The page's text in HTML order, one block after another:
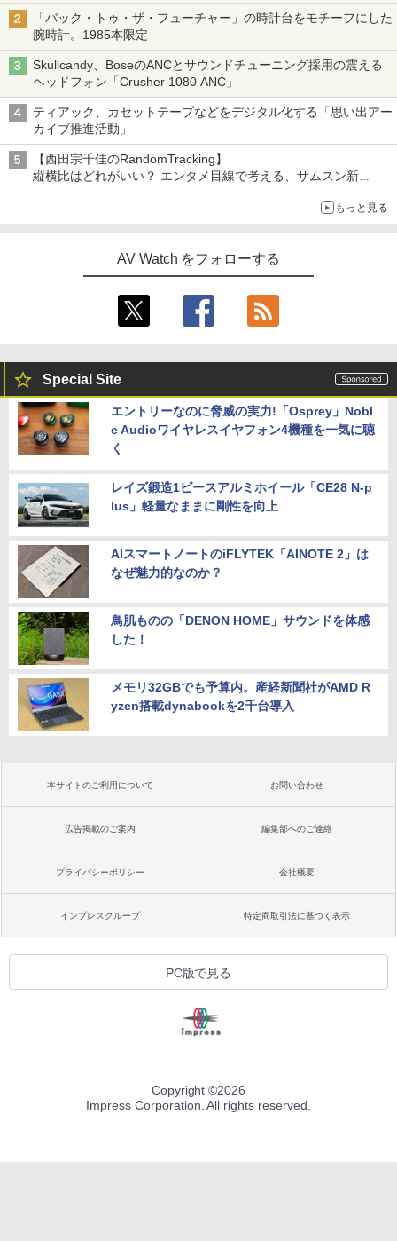
「バック・トゥ・ザ・フューチャー」の時計台をモチーフにした
腕時計。1985本限定
Skullcandy、BoseのANCとサウンドチューニング採用の震える
ヘッドフォン「Crusher 1080 ANC」
ティアック、カセットテープなどをデジタル化する「思い出アー
カイブ推進活動」
【西田宗千佳のRandomTracking】
縦横比はどれがいい？ エンタメ目線で考える、サムスン新
もっと見る
AV Watch をフォローする
Special Site
エントリーなのに脅威の実力!「Osprey」Nobl
e Audioワイヤレスイヤフォン4機種を一気に聴
く
レイズ鍛造1ピースアルミホイール「CE28 N-p
lus」軽量なままに剛性を向上
AIスマートノートのiFLYTEK「AINOTE 2」は
なぜ魅力的なのか？
鳥肌ものの「DENON HOME」サウンドを体感
した！
メモリ32GBでも予算内。産経新聞社がAMD R
yzen搭載dynabookを2千台導入
本サイトのご利用について お問い合わせ
広告掲載のご案内 編集部へのご連絡
プライバシーポリシー 会社概要
インプレスグループ 特定商取引法に基づく表示
PC版で見る
Copyright ©2026
Impress Corporation. All rights reserved.